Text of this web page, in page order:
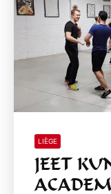
LIÈGE
JEET